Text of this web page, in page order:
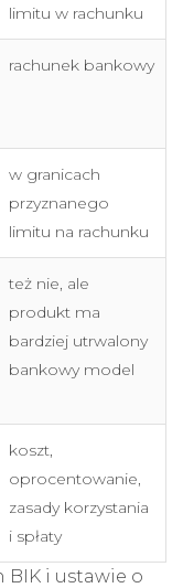
limitu w rachunku
rachunek bankowy
w granicach
przyznanego
limitu na rachunku
też nie, ale
produkt ma
bardziej utrwalony
bankowy model
koszt,
oprocentowanie,
zasady korzystania
i spłaty
BIK i ustawie o